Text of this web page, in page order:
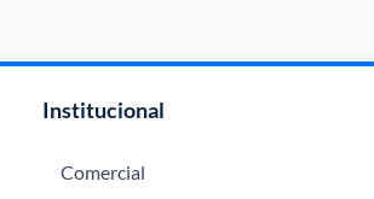
Institucional
Comercial